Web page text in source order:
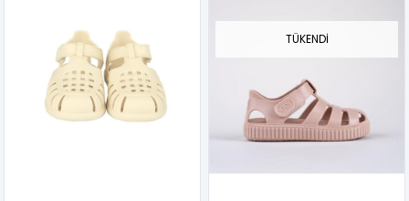
TÜKENDI